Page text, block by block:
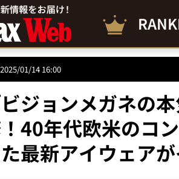
2025/01/14 16:00
ビジョンメガネの
40年代欧米のコ
最新アイウェア